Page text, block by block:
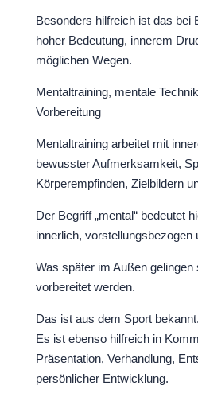
Besonders hilfreich ist das bei
hoher Bedeutung, innerem
möglichen Wegen.
Mentaltraining, mentale
Vorbereitung
Mentaltraining arbeitet mit
bewusster Aufmerksamkeit,
Körperempfinden, Zielbildern
Der Begriff „mental“ bedeutet
innerlich, vorstellungsbezogen
Was später im Außen gelingen
vorbereitet werden.
Das ist aus dem Sport bekannt.
Es ist ebenso hilfreich in
Präsentation, Verhandlung,
persönlicher Entwicklung.